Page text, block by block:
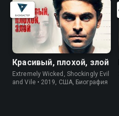
Красивый, плохой, злой
Extremely Wicked, Shockingly Evil
and Vile • 2019, США, Биография